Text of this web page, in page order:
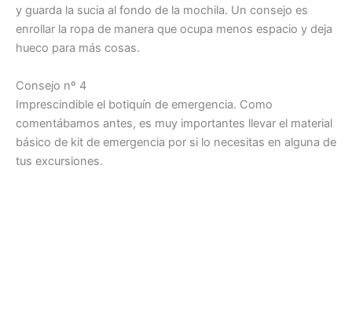
y guarda la sucia al fondo de la mochila. Un consejo es
enrollar la ropa de manera que ocupa menos espacio y deja
hueco para más cosas.
Consejo nº 4
Imprescindible el botiquín de emergencia. Como
comentábamos antes, es muy importantes llevar el material
básico de kit de emergencia por si lo necesitas en alguna de
tus excursiones.